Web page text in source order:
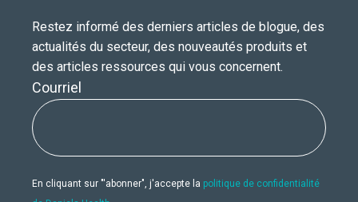
Restez informé des derniers articles de blogue, des
actualités du secteur, des nouveautés produits et
des articles ressources qui vous concernent.
Courriel
En cliquant sur "'abonner", j'accepte la politique de confidentialité